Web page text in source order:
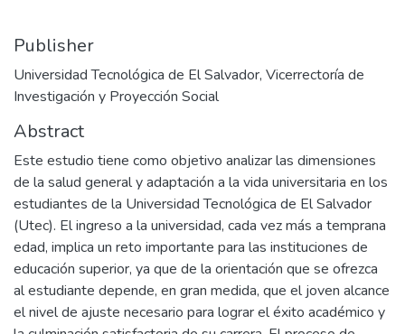
Publisher
Universidad Tecnológica de El Salvador, Vicerrectoría de
Investigación y Proyección Social
Abstract
Este estudio tiene como objetivo analizar las dimensiones
de la salud general y adaptación a la vida universitaria en los
estudiantes de la Universidad Tecnológica de El Salvador
(Utec). El ingreso a la universidad, cada vez más a temprana
edad, implica un reto importante para las instituciones de
educación superior, ya que de la orientación que se ofrezca
al estudiante depende, en gran medida, que el joven alcance
el nivel de ajuste necesario para lograr el éxito académico y